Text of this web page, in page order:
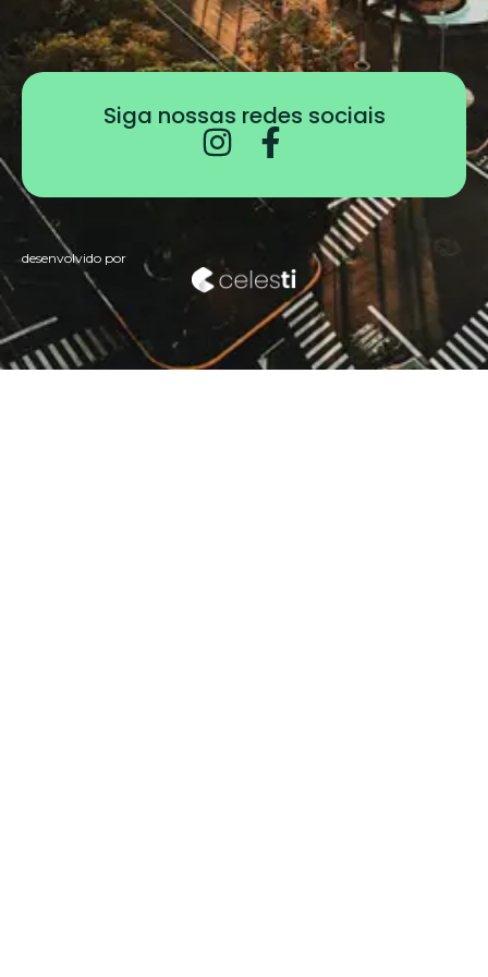
Siga nossas redes sociais
desenvolvido por